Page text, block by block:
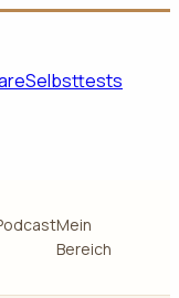
Selbsttests
Mein
Bereich